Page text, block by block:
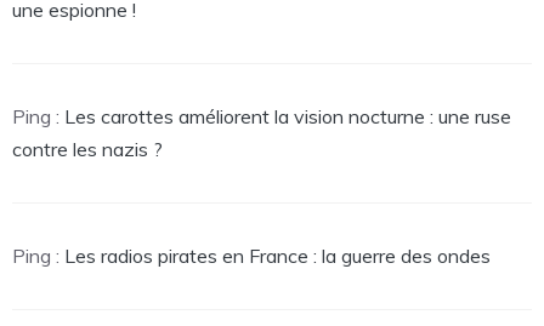
une espionne !
Ping : Les carottes améliorent la vision nocturne : une ruse
contre les nazis ?
Ping : Les radios pirates en France : la guerre des ondes